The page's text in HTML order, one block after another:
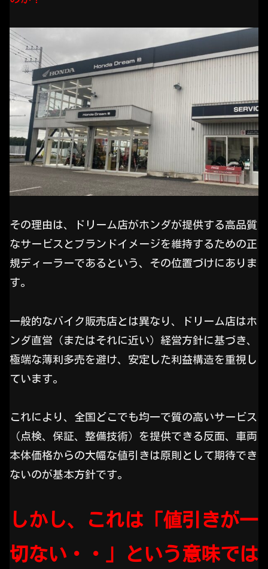
その理由は、ドリーム店がホンダが提供する高品質
なサービスとブランドイメージを維持するための正
規ディーラーであるという、その位置づけにありま
す。
一般的なバイク販売店とは異なり、ドリーム店はホ
ンダ直営（またはそれに近い）経営方針に基づき、
極端な薄利多売を避け、安定した利益構造を重視し
ています。
これにより、全国どこでも均一で質の高いサービス
（点検、保証、整備技術）を提供できる反面、車両
本体価格からの大幅な値引きは原則として期待でき
ないのが基本方針です。
しかし、これは「値引きが一
切ない・・」という意味では